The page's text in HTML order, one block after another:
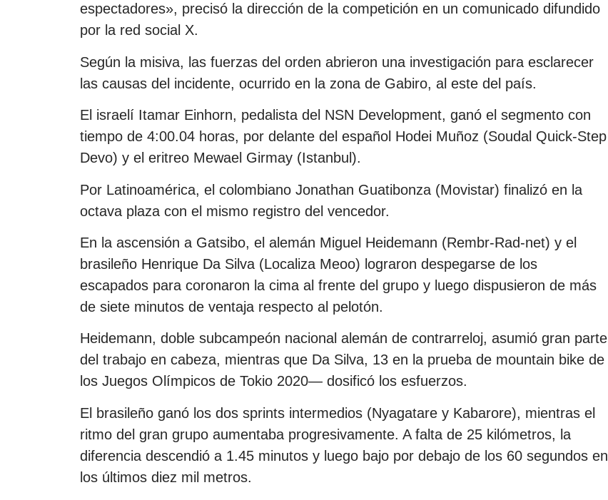
espectadores», precisó la dirección de la competición en un comunicado difundido
por la red social X.
Según la misiva, las fuerzas del orden abrieron una investigación para esclarecer
las causas del incidente, ocurrido en la zona de Gabiro, al este del país.
El israelí Itamar Einhorn, pedalista del NSN Development, ganó el segmento con
tiempo de 4:00.04 horas, por delante del español Hodei Muñoz (Soudal Quick-Step
Devo) y el eritreo Mewael Girmay (Istanbul).
Por Latinoamérica, el colombiano Jonathan Guatibonza (Movistar) finalizó en la
octava plaza con el mismo registro del vencedor.
En la ascensión a Gatsibo, el alemán Miguel Heidemann (Rembr-Rad-net) y el
brasileño Henrique Da Silva (Localiza Meoo) lograron despegarse de los
escapados para coronaron la cima al frente del grupo y luego dispusieron de más
de siete minutos de ventaja respecto al pelotón.
Heidemann, doble subcampeón nacional alemán de contrarreloj, asumió gran parte
del trabajo en cabeza, mientras que Da Silva, 13 en la prueba de mountain bike de
los Juegos Olímpicos de Tokio 2020— dosificó los esfuerzos.
El brasileño ganó los dos sprints intermedios (Nyagatare y Kabarore), mientras el
ritmo del gran grupo aumentaba progresivamente. A falta de 25 kilómetros, la
diferencia descendió a 1.45 minutos y luego bajo por debajo de los 60 segundos en
los últimos diez mil metros.